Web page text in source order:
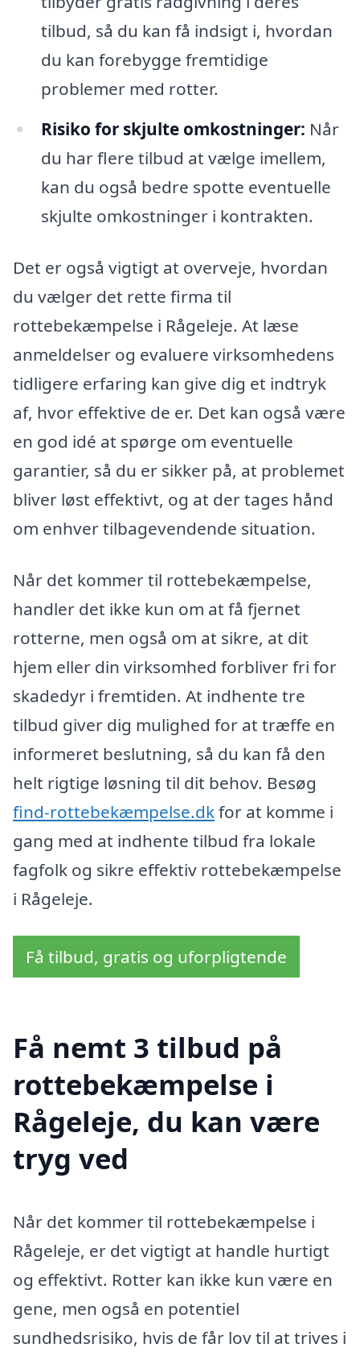
tilbud, så du kan få indsigt i, hvordan
du kan forebygge fremtidige
problemer med rotter.
Risiko for skjulte omkostninger: Når
du har flere tilbud at vælge imellem,
kan du også bedre spotte eventuelle
skjulte omkostninger i kontrakten.
Det er også vigtigt at overveje, hvordan
du vælger det rette firma til
rottebekæmpelse i Rågeleje. At læse
anmeldelser og evaluere virksomhedens
tidligere erfaring kan give dig et indtryk
af, hvor effektive de er. Det kan også være
en god idé at spørge om eventuelle
garantier, så du er sikker på, at problemet
bliver løst effektivt, og at der tages hånd
om enhver tilbagevendende situation.
Når det kommer til rottebekæmpelse,
handler det ikke kun om at få fjernet
rotterne, men også om at sikre, at dit
hjem eller din virksomhed forbliver fri for
skadedyr i fremtiden. At indhente tre
tilbud giver dig mulighed for at træffe en
informeret beslutning, så du kan få den
helt rigtige løsning til dit behov. Besøg
find-rottebekæmpelse.dkfor at komme i
gang med at indhente tilbud fra lokale
fagfolk og sikre effektiv rottebekæmpelse
i Rågeleje.
Få tilbud, gratis og uforpligtende
Få nemt 3 tilbud på
rottebekæmpelse i
Rågeleje, du kan være
tryg ved
Når det kommer til rottebekæmpelse i
Rågeleje, er det vigtigt at handle hurtigt
og effektivt. Rotter kan ikke kun være en
gene, men også en potentiel
sundhedsrisiko, hvis de får lov til at trives i